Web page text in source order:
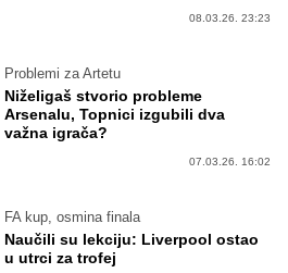
08.03.26. 23:23
Problemi za Artetu
Niželigaš stvorio probleme
Arsenalu, Topnici izgubili dva
važna igrača?
07.03.26. 16:02
FA kup, osmina finala
Naučili su lekciju: Liverpool ostao
u utrci za trofej